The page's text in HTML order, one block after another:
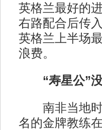
英格兰最好的
右路配合后传
英格兰上半场
浪费。
“寿星公”
南非当地时
名的金牌教练